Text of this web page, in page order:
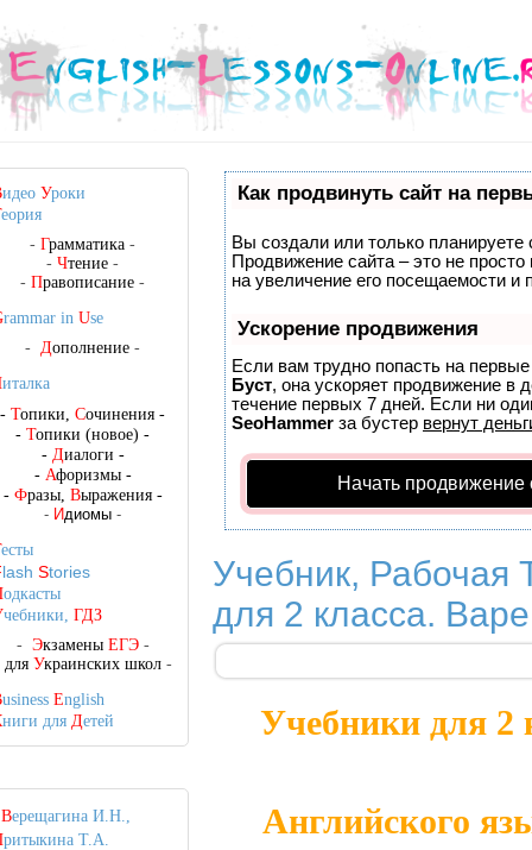
Как продвинуть сайт на
Вы создали или только планируете
Продвижение сайта – это не
на увеличение его посещаемости
Ускорение продвижения
Если вам трудно попасть на
Буст, она ускоряет продвижение в
течение первых 7 дней. Если ни
SeoHammer за бустер вернут
Начать продвижение
Учебник, Рабочая
для 2 класса.
Учебники для 2
Английского
идео Уроки
еория
- Грамматика -
- Чтение -
- Правописание -
rammar in Use
- Дополнение -
италка
- Топики, Сочинения -
- Топики (новое) -
- Диалоги -
- Афоризмы-
- Фразы, Выражения-
- Идиомы -
есты
lash Stories
одкасты
чебники, ГДЗ
- Экзамены ЕГЭ-
для Украинских школ-
usiness English
ниги для Детей
Верещагина И.Н.,
ритыкина Т.А.